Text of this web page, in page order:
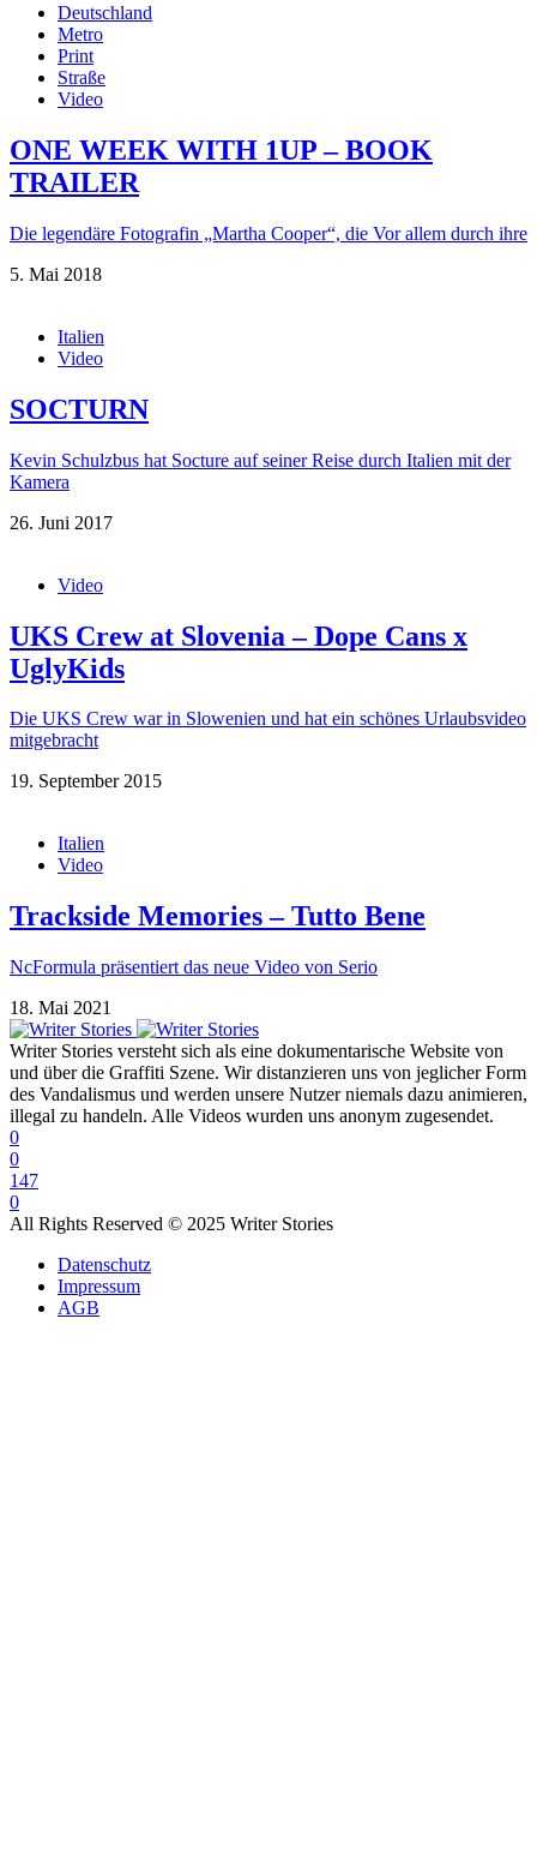
Deutschland
Metro
Print
Straße
Video
ONE WEEK WITH 1UP – BOOK
TRAILER
Die legendäre Fotografin „Martha Cooper“, die Vor allem durch ihre
5. Mai 2018
Italien
Video
SOCTURN
Kevin Schulzbus hat Socture auf seiner Reise durch Italien mit der
Kamera
26. Juni 2017
Video
UKS Crew at Slovenia – Dope Cans x
UglyKids
Die UKS Crew war in Slowenien und hat ein schönes Urlaubsvideo
mitgebracht
19. September 2015
Italien
Video
Trackside Memories – Tutto Bene
NcFormula präsentiert das neue Video von Serio
18. Mai 2021
Writer Stories versteht sich als eine dokumentarische Website von
und über die Graffiti Szene. Wir distanzieren uns von jeglicher Form
des Vandalismus und werden unsere Nutzer niemals dazu animieren,
illegal zu handeln. Alle Videos wurden uns anonym zugesendet.
0
0
147
0
All Rights Reserved © 2025 Writer Stories
Datenschutz
Impressum
AGB